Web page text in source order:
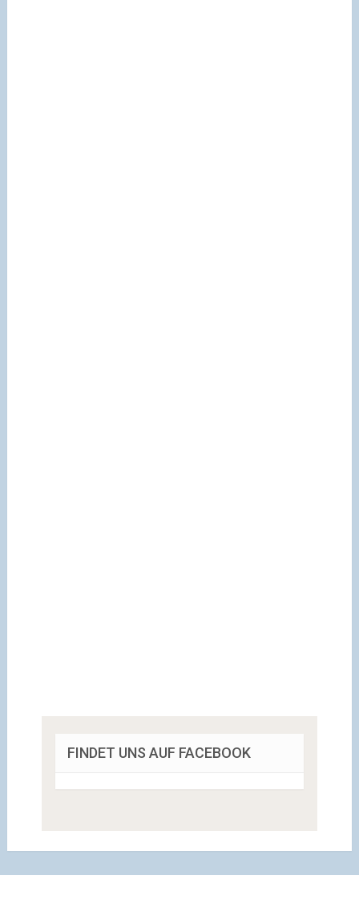
FINDET UNS AUF FACEBOOK